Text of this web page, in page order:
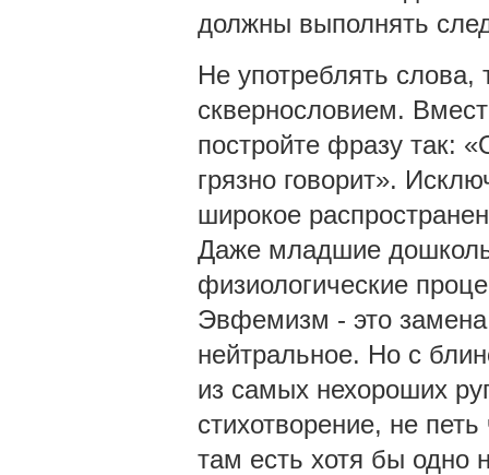
должны выполнять
Не употреблять слова,
сквернословием.
постройте фразу так:
грязно говорит».
широкое
Даже младшие
физиологические
Эвфемизм - это замена
нейтральное. Но с
из самых нехороших
стихотворение, не
там есть хотя бы одно